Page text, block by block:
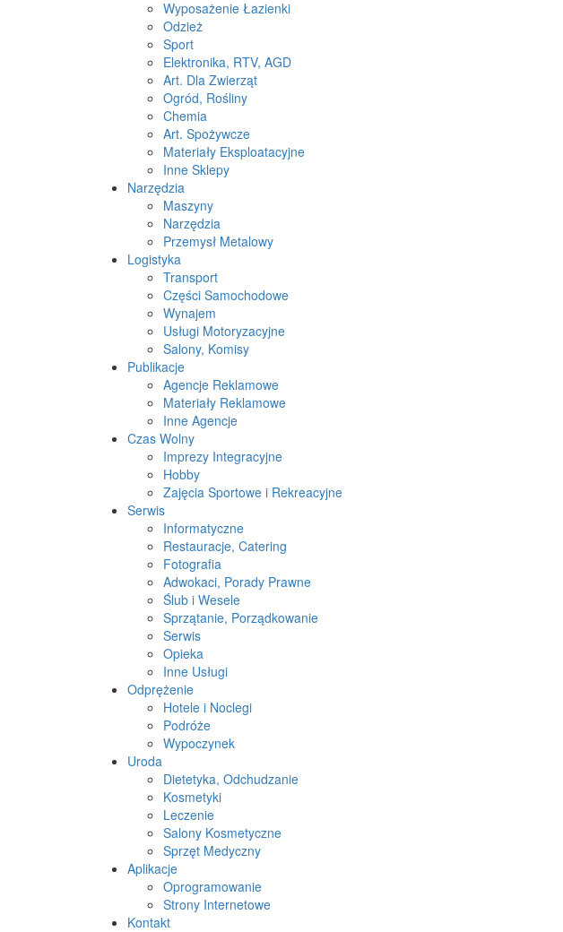
Wyposażenie Łazienki
Odzież
Sport
Elektronika, RTV, AGD
Art. Dla Zwierząt
Ogród, Rośliny
Chemia
Art. Spożywcze
Materiały Eksploatacyjne
Inne Sklepy
Narzędzia
Maszyny
Narzędzia
Przemysł Metalowy
Logistyka
Transport
Części Samochodowe
Wynajem
Usługi Motoryzacyjne
Salony, Komisy
Publikacje
Agencje Reklamowe
Materiały Reklamowe
Inne Agencje
Czas Wolny
Imprezy Integracyjne
Hobby
Zajęcia Sportowe i Rekreacyjne
Serwis
Informatyczne
Restauracje, Catering
Fotografia
Adwokaci, Porady Prawne
Ślub i Wesele
Sprzątanie, Porządkowanie
Serwis
Opieka
Inne Usługi
Odprężenie
Hotele i Noclegi
Podróże
Wypoczynek
Uroda
Dietetyka, Odchudzanie
Kosmetyki
Leczenie
Salony Kosmetyczne
Sprzęt Medyczny
Aplikacje
Oprogramowanie
Strony Internetowe
Kontakt